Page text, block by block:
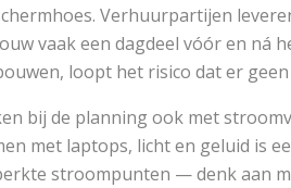
Verhuurpartijen
vaak een dagdeel vóór en ná
loopt het risico dat er
bij de planning ook met
met laptops, licht en geluid is
stroompunten — denk aan